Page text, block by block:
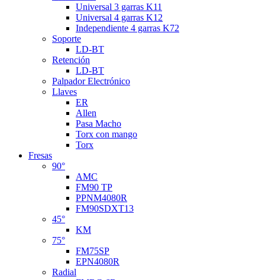
Universal 3 garras K11
Universal 4 garras K12
Independiente 4 garras K72
Soporte
LD-BT
Retención
LD-BT
Palpador Electrónico
Llaves
ER
Allen
Pasa Macho
Torx con mango
Torx
Fresas
90°
AMC
FM90 TP
PPNM4080R
FM90SDXT13
45°
KM
75°
FM75SP
EPN4080R
Radial